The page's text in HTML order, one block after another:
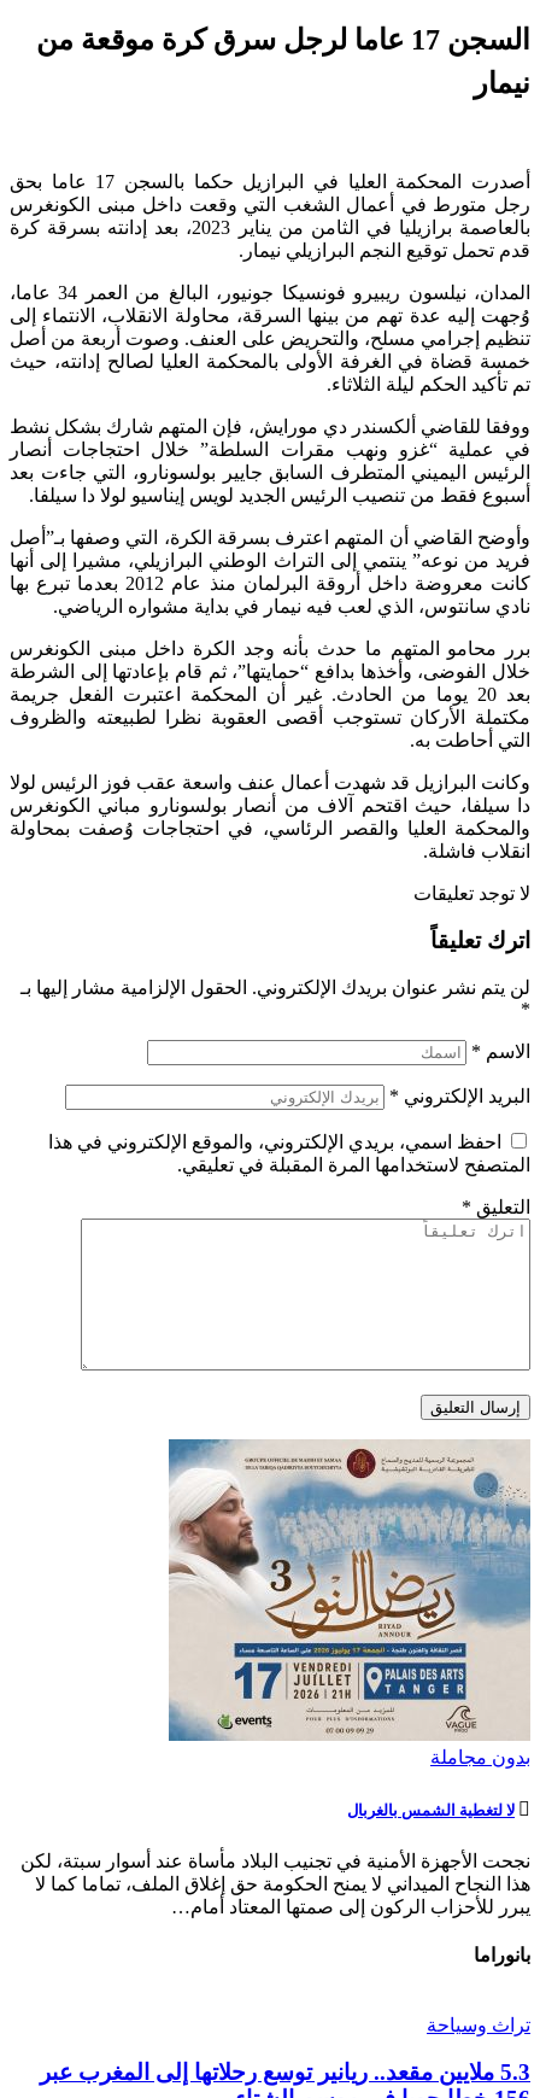
السجن 17 عاما لرجل سرق كرة موقعة من
نيمار
أصدرت المحكمة العليا في البرازيل حكما بالسجن 17 عاما بحق
رجل متورط في أعمال الشغب التي وقعت داخل مبنى الكونغرس
بالعاصمة برازيليا في الثامن من يناير 2023، بعد إدانته بسرقة كرة
قدم تحمل توقيع النجم البرازيلي نيمار.
المدان، نيلسون ريبيرو فونسيكا جونيور، البالغ من العمر 34 عاما،
وُجهت إليه عدة تهم من بينها السرقة، محاولة الانقلاب، الانتماء إلى
تنظيم إجرامي مسلح، والتحريض على العنف. وصوت أربعة من أصل
خمسة قضاة في الغرفة الأولى بالمحكمة العليا لصالح إدانته، حيث
تم تأكيد الحكم ليلة الثلاثاء.
ووفقا للقاضي ألكسندر دي مورايش، فإن المتهم شارك بشكل نشط
في عملية “غزو ونهب مقرات السلطة” خلال احتجاجات أنصار
الرئيس اليميني المتطرف السابق جايير بولسونارو، التي جاءت بعد
أسبوع فقط من تنصيب الرئيس الجديد لويس إيناسيو لولا دا سيلفا.
وأوضح القاضي أن المتهم اعترف بسرقة الكرة، التي وصفها بـ”أصل
فريد من نوعه” ينتمي إلى التراث الوطني البرازيلي، مشيرا إلى أنها
كانت معروضة داخل أروقة البرلمان منذ عام 2012 بعدما تبرع بها
نادي سانتوس، الذي لعب فيه نيمار في بداية مشواره الرياضي.
برر محامو المتهم ما حدث بأنه وجد الكرة داخل مبنى الكونغرس
خلال الفوضى، وأخذها بدافع “حمايتها”، ثم قام بإعادتها إلى الشرطة
بعد 20 يوما من الحادث. غير أن المحكمة اعتبرت الفعل جريمة
مكتملة الأركان تستوجب أقصى العقوبة نظرا لطبيعته والظروف
التي أحاطت به.
وكانت البرازيل قد شهدت أعمال عنف واسعة عقب فوز الرئيس لولا
دا سيلفا، حيث اقتحم آلاف من أنصار بولسونارو مباني الكونغرس
والمحكمة العليا والقصر الرئاسي، في احتجاجات وُصفت بمحاولة
انقلاب فاشلة.
لا توجد تعليقات
اترك تعليقاً
لن يتم نشر عنوان بريدك الإلكتروني. الحقول الإلزامية مشار إليها بـ
*
الاسم *
البريد الإلكتروني *
احفظ اسمي، بريدي الإلكتروني، والموقع الإلكتروني في هذا
المتصفح لاستخدامها المرة المقبلة في تعليقي.
التعليق *
بدون مجاملة
لا لتغطية الشمس بالغربال
نجحت الأجهزة الأمنية في تجنيب البلاد مأساة عند أسوار سبتة، لكن
هذا النجاح الميداني لا يمنح الحكومة حق إغلاق الملف، تماما كما لا
يبرر للأحزاب الركون إلى صمتها المعتاد أمام…
بانوراما
تراث وسياحة
5.3 ملايين مقعد.. ريانير توسع رحلاتها إلى المغرب عبر